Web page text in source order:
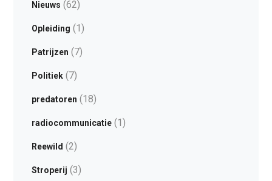
Nieuws (62)
Opleiding (1)
Patrijzen (7)
Politiek(7)
predatoren (18)
radiocommunicatie(1)
Reewild (2)
Stroperij (3)